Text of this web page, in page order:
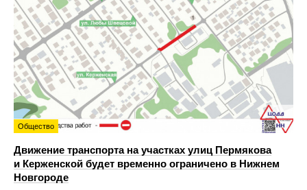
Общество
Движение транспорта на участках улиц Пермякова
и Керженской будет временно ограничено в Нижнем
Новгороде